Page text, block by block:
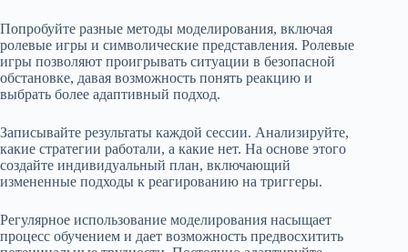
Попробуйте разные методы моделирования, включая
ролевые игры и символические представления. Ролевые
игры позволяют проигрывать ситуации в безопасной
обстановке, давая возможность понять реакцию и
выбрать более адаптивный подход.
Записывайте результаты каждой сессии. Анализируйте,
какие стратегии работали, а какие нет. На основе этого
создайте индивидуальный план, включающий
измененные подходы к реагированию на триггеры.
Регулярное использование моделирования насыщает
процесс обучением и дает возможность предвосхитить